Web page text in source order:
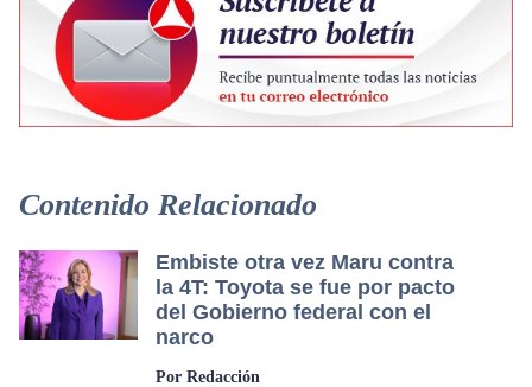
Contenido Relacionado
Embiste otra vez Maru contra
la 4T: Toyota se fue por pacto
del Gobierno federal con el
narco
Por Redacción